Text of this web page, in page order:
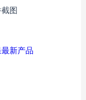
图
新产品